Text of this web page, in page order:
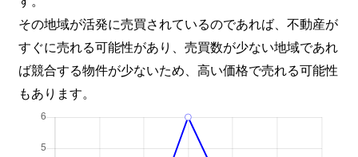
その地域が活発に売買されているのであれば、不動産が
すぐに売れる可能性があり、売買数が少ない地域であれ
ば競合する物件が少ないため、高い価格で売れる可能性
もあります。